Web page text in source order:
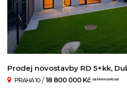
Prodej novostavby RD 5+kk,
PRAHA 10 /18 800 000 Kč za Nemovitost